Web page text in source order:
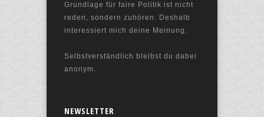
Grundlage für faire Politik ist nicht
reden, sondern zuhören. Deshalb
interessiert mich deine Meinung.
Selbstverständlich bleibst du dabei
anonym.
NEWSLETTER